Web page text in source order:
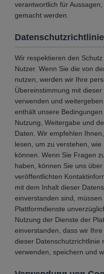
verantwortlich für
gemacht werden.
Datenschutzrichtlinie
Wir respektieren den
Nutzer. Wenn Sie die von
nutzen, werden wir Ihre
Übereinstimmung mit
verwenden und
enthält unsere
Nutzung, Weitergabe und
Daten. Wir empfehlen
lesen, um zu verstehen,
können. Wenn Sie Fragen
haben, können Sie uns
veröffentlichten
mit dem Inhalt dieser
einverstanden sind,
Plattformdienste
Nutzung der Dienste der
einverstanden, dass wir
dieser Datenschutzrichtlinie
verwenden, speichern und